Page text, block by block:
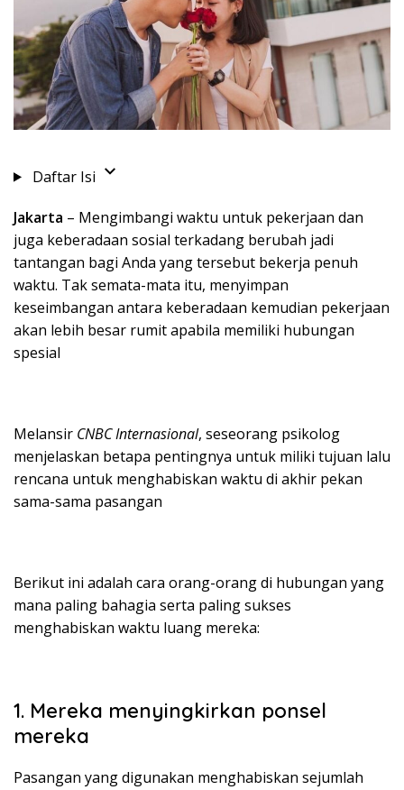
Daftar Isi
Jakarta – Mengimbangi waktu untuk pekerjaan dan
juga keberadaan sosial terkadang berubah jadi
tantangan bagi Anda yang tersebut bekerja penuh
waktu. Tak semata-mata itu, menyimpan
keseimbangan antara keberadaan kemudian pekerjaan
akan lebih besar rumit apabila memiliki hubungan
spesial
Melansir CNBC Internasional, seseorang psikolog
menjelaskan betapa pentingnya untuk miliki tujuan lalu
rencana untuk menghabiskan waktu di akhir pekan
sama-sama pasangan
Berikut ini adalah cara orang-orang di hubungan yang
mana paling bahagia serta paling sukses
menghabiskan waktu luang mereka:
1. Mereka menyingkirkan ponsel
mereka
Pasangan yang digunakan menghabiskan sejumlah